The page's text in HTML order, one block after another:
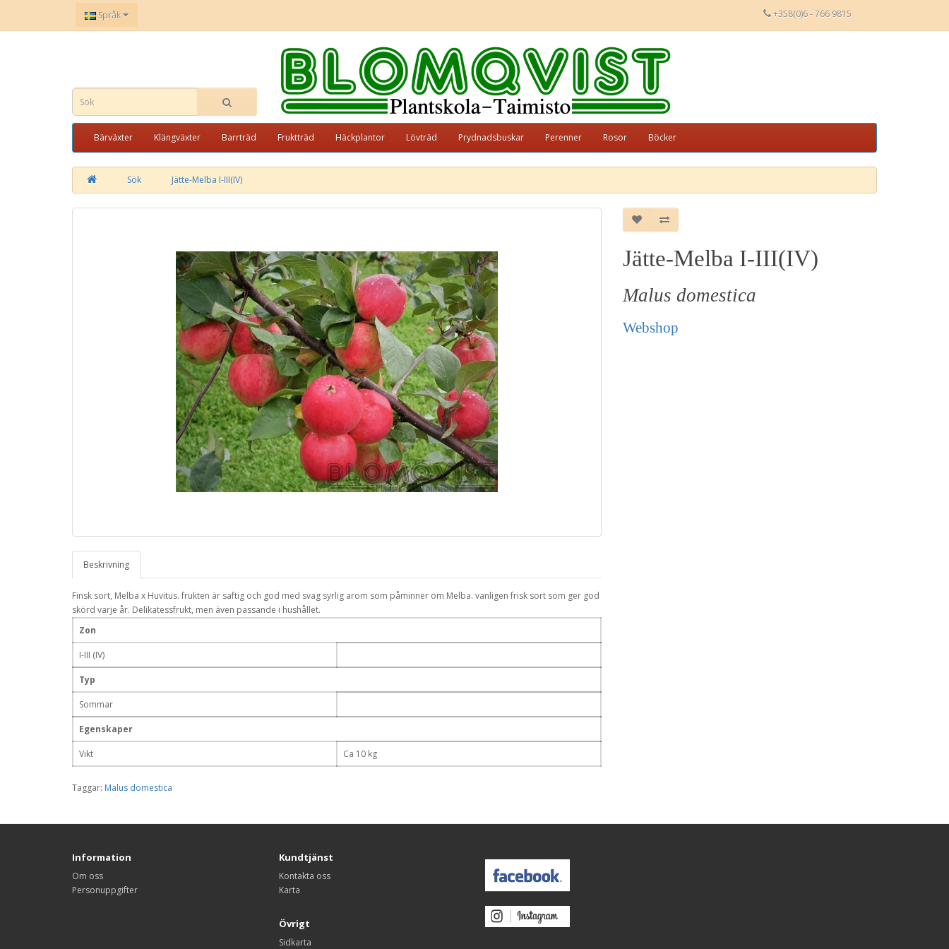
Språk +358(0)6 - 766 9815
Bärväxter Klängväxter Barrträd Fruktträd Häckplantor Lövträd Prydnadsbuskar Perenner Rosor Böcker
Sök Jätte-Melba I-III(IV)
Beskrivning
Finsk sort, Melba x Huvitus. frukten är saftig och god med svag syrlig arom som påminner om Melba. vanligen frisk sort som ger god
skörd varje år. Delikatessfrukt, men även passande i hushållet.
Zon
I-III (IV)
Typ
Sommar
Egenskaper
Vikt Ca 10 kg
Jätte-Melba I-III(IV)
Malus domestica
Webshop
Taggar: Malus domestica
Information
Om oss
Personuppgifter
Kundtjänst
Kontakta oss
Karta
Övrigt
Sidkarta